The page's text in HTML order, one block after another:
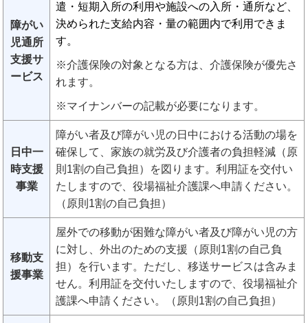
遣・短期入所の利用や施設への入所・通所など、
決められた支給内容・量の範囲内で利用できま
す。
※介護保険の対象となる方は、介護保険が優先さ
れます。
※マイナンバーの記載が必要になります。
障がい
児通所
支援サ
ービス
日中一
時支援
事業
障がい者及び障がい児の日中における活動の場を
確保して、家族の就労及び介護者の負担軽減（原
則1割の自己負担）を図ります。利用証を交付い
たしますので、役場福祉介護課へ申請ください。
（原則1割の自己負担）
移動支
援事業
屋外での移動が困難な障がい者及び障がい児の方
に対し、外出のための支援（原則1割の自己負
担）を行います。ただし、移送サービスは含みま
せん。利用証を交付いたしますので、役場福祉介
護課へ申請ください。（原則1割の自己負担）